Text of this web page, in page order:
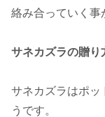
絡み合っていく事
サネカズラの贈り
サネカズラはポッ
うです。